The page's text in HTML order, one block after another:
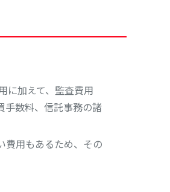
に加えて、監査費用
手数料、信託事務の諸
費用もあるため、その